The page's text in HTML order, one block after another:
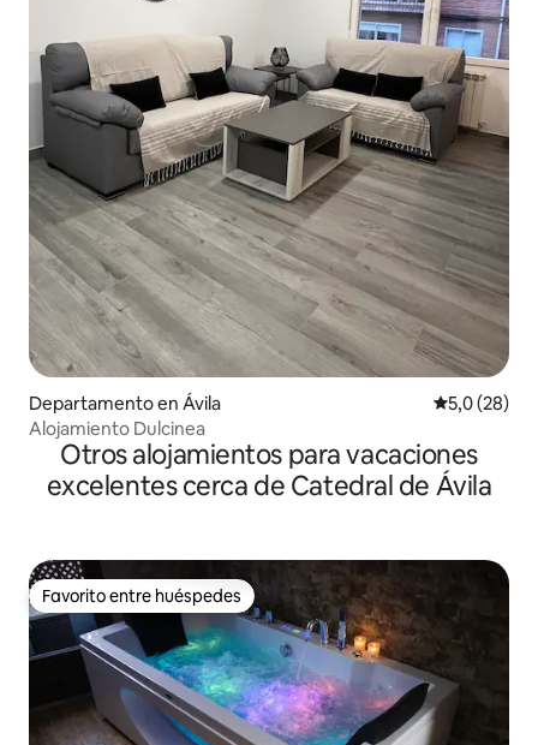
Departamento en Ávila Calificación
5,0 (28)
Alojamiento Dulcinea
Otros alojamientos para vacaciones
excelentes cerca de Catedral de Ávila
Favorito entre huéspedes
Favorito entre huéspedes